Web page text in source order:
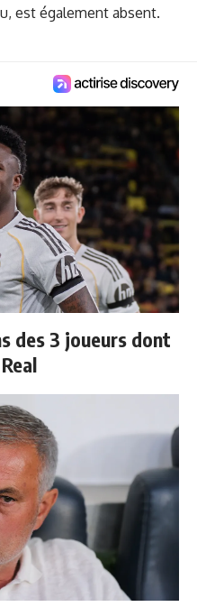
est également absent.
des 3 joueurs dont